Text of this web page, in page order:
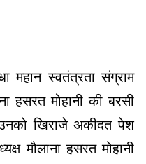
महान स्वतंत्रता संग्राम
हसरत मोहानी की बरसी
खिराजे अकीदत पेश
मौलाना हसरत मोहानी